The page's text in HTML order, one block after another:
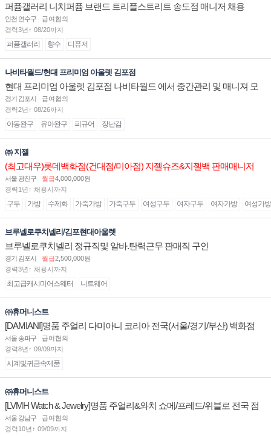
퍼퓸갤러리 니치퍼퓸 브랜드 트리플스트리트 송도점 매니저 채용
인천 연수구
급여협의
경력3년↑ 08/20까지
퍼퓸갤러리 향수 디퓨저
나비타월드/현대 프리미엄 아울렛 김포점
현대 프리미엄 아울렛 김포점 나비타월드 에서 중간관리 및 매니져 모
십니다.
경기 김포시
급여협의
경력2년↑ 08/26까지
아동완구 유아완구 피규어 장난감
㈜ 지젤
(최고대우)롯데백화점(건대점/미아점) 지젤슈즈&지젤백 판매매니저
(직원) 구인합니다
서울 광진구 월급4,000,000원
경력1년↑ 채용시까지
구두 가방 수제화 가죽가방 가죽구두 여성구두 여자구두 여자가방 여성가방
브루넬로쿠치넬리/김포현대아울렛
브루넬로쿠치넬리 정규직및 알바.탄력근무 판매직 구인
경기 김포시 월급2,500,000원
경력3년↑ 채용시까지
최고급캐시미어스웨터 니트웨어
㈜휴머니스트
[DAMIANI]명품 주얼리 다미아니 코리아 전국(서울/경기/부산) 백화점
부점장/판매사원 채용
서울 송파구
급여협의
경력8년↑ 09/09까지
시계및귀금속제품
㈜휴머니스트
[LVMH Watch & Jewelry]명품 주얼리&와치 쇼메/프레드/위블로 전국 점
장/부점장/판매사원 채용
서울 강남구
급여협의
경력10년↑ 09/09까지